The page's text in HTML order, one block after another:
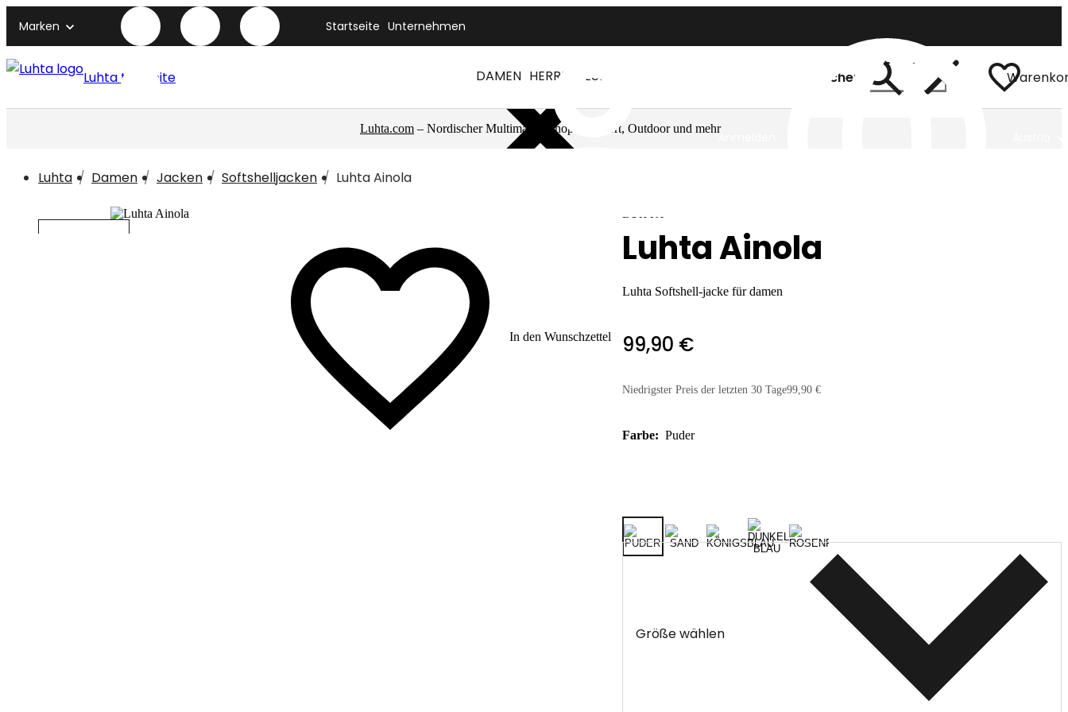
Marken Startseite Unternehmen
Anmelden
Luhta titelseite DAMEN HERREN LUHTA Suchen
Luhta.com – Nordischer Multimarkenshop für Sport, Outdoor und mehr
Luhta Damen Jacken Softshelljacken Luhta Ainola
In den Wunschzettel
LUHTA
Luhta Ainola
Luhta Softshell-jacke für damen
99,90 €
Niedrigster Preis der letzten 30 Tage99,90 €
Farbe: Puder
Größe wählen